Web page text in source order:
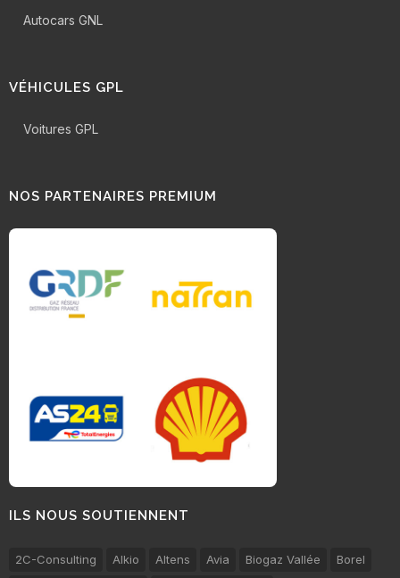
Autocars GNL
VÉHICULES GPL
Voitures GPL
NOS PARTENAIRES PREMIUM
ILS NOUS SOUTIENNENT
2C-Consulting Alkio Altens Avia Biogaz Vallée
Borel